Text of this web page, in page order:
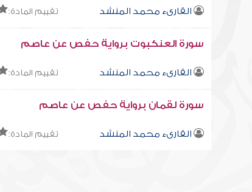
القارىء محمد المنشد تقييم المادة:
سورة العنكبوت برواية حفص عن عاصم
القارىء محمد المنشد تقييم المادة:
سورة لقمان برواية حفص عن عاصم
القارىء محمد المنشد تقييم المادة: